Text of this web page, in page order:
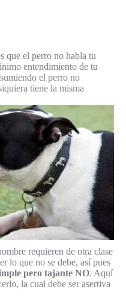
que el perro no habla tu
entendimiento de tu
el perro no
tiene la misma
requieren de otra clase
lo que no se debe, así pues
pero tajante NO. Aquí
la cual debe ser asertiva